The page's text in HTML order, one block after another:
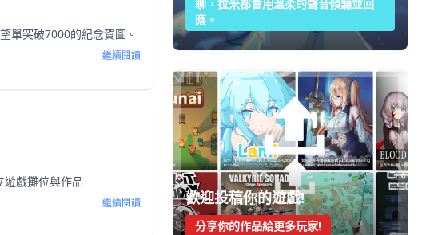
單突破7000的紀念賀圖。
繼續閱讀
戲攤位與作品
繼續閱讀
聊，拉米都會用溫柔的聲音傾聽並回
應。
歡迎投稿你的遊戲!
分享你的作品給更多玩家!